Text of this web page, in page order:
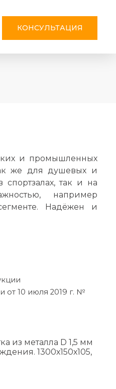
КОНСУЛЬТАЦИЯ
и промышленных
же для душевых и
так и на
например
Надёжен и
от 10 июля 2019 г. №
из металла D 1,5 мм
1300х150х105,